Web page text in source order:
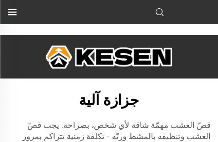
جزازة آلية
قصّ العشب مهمّة شاقة لأي شخص، بصراحة. يجب قصّ
العشب وتنظيفه بالمشط وريّه - تكلفة زمنية تتراكم بمرور